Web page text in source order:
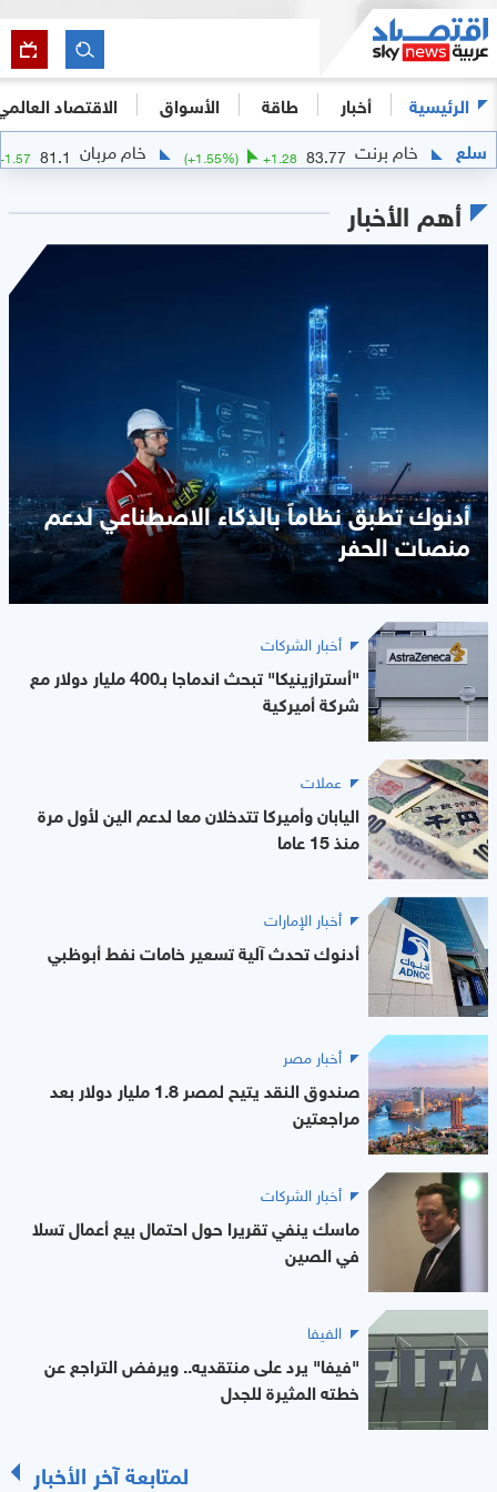
الرئيسية أخبار طاقة الأسواق
الاقتصاد
سلع
خام برنت 83.77
+1.28
(+1.55%) خام مربان 81.1
1.57
أهم الأخبار
أدنوك تطبق نظاماً بالذكاء الاصطناعي لدعم
منصات الحفر
أخبار الشركات
"أسترازينيكا" تبحث اندماجا بـ400 مليار دولار مع
شركة أميركية
عملات
اليابان وأميركا تتدخلان معا لدعم الين لأول مرة
منذ 15 عاما
أخبار الإمارات
أدنوك تحدث آلية تسعير خامات نفط أبوظبي
أخبار مصر
صندوق النقد يتيح لمصر 1.8 مليار دولار بعد
مراجعتين
أخبار الشركات
ماسك ينفي تقريرا حول احتمال بيع أعمال تسلا
في الصين
الفيفا
"فيفا" يرد على منتقديه.. ويرفض التراجع عن
خطته المثيرة للجدل
لمتابعة آخر الأخبار